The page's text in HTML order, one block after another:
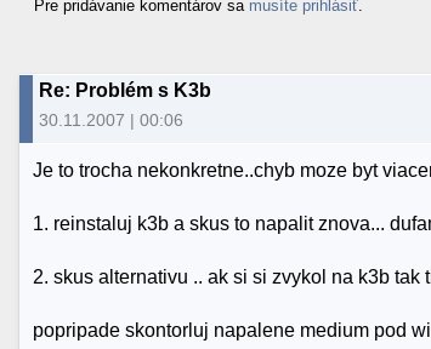
Pre pridávanie komentárov sa musíte prihlásiť
Re: Problém s K3b
30.11.2007 | 00:06
Je to trocha nekonkretne..chyb moze byt
1. reinstaluj k3b a skus to napalit znova...
2. skus alternativu .. ak si si zvykol na k3b tak
popripade skontorluj napalene medium pod